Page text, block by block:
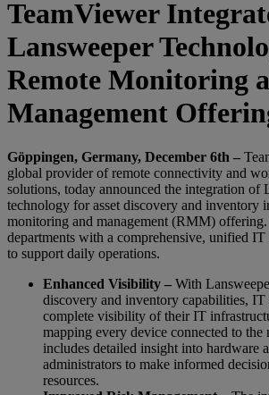
TeamViewer
Lansweeper
Remote Monitoring
Management
Göppingen, Germany, December 6th –
global provider of remote connectivity and
solutions, today announced the integration of
technology for asset discovery and inventory
monitoring and management (RMM)
departments with a comprehensive, unified IT
to support daily operations.
Enhanced Visibility – With
discovery and inventory capabilities, IT
complete visibility of their IT
mapping every device connected to
includes detailed insight into hardware
administrators to make informed
resources.